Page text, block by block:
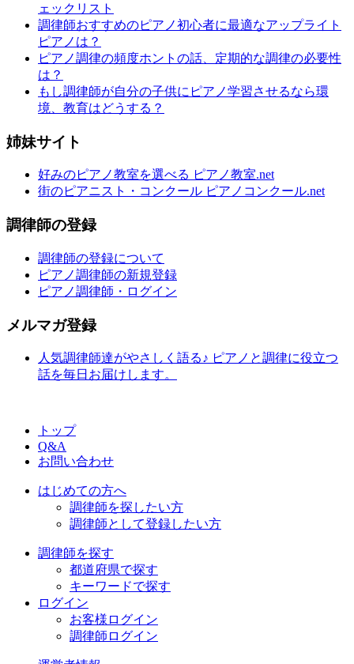
ェックリスト
調律師おすすめのピアノ初心者に最適なアップライト
ピアノは？
ピアノ調律の頻度ホントの話、定期的な調律の必要性
は？
もし調律師が自分の子供にピアノ学習させるなら環
境、教育はどうする？
姉妹サイト
好みのピアノ教室を選べる ピアノ教室.net
街のピアニスト・コンクール ピアノコンクール.net
調律師の登録
調律師の登録について
ピアノ調律師の新規登録
ピアノ調律師・ログイン
メルマガ登録
人気調律師達がやさしく語る♪ ピアノと調律に役立つ
話を毎日お届けします。
トップ
Q&A
お問い合わせ
はじめての方へ
調律師を探したい方
調律師として登録したい方
調律師を探す
都道府県で探す
キーワードで探す
ログイン
お客様ログイン
調律師ログイン